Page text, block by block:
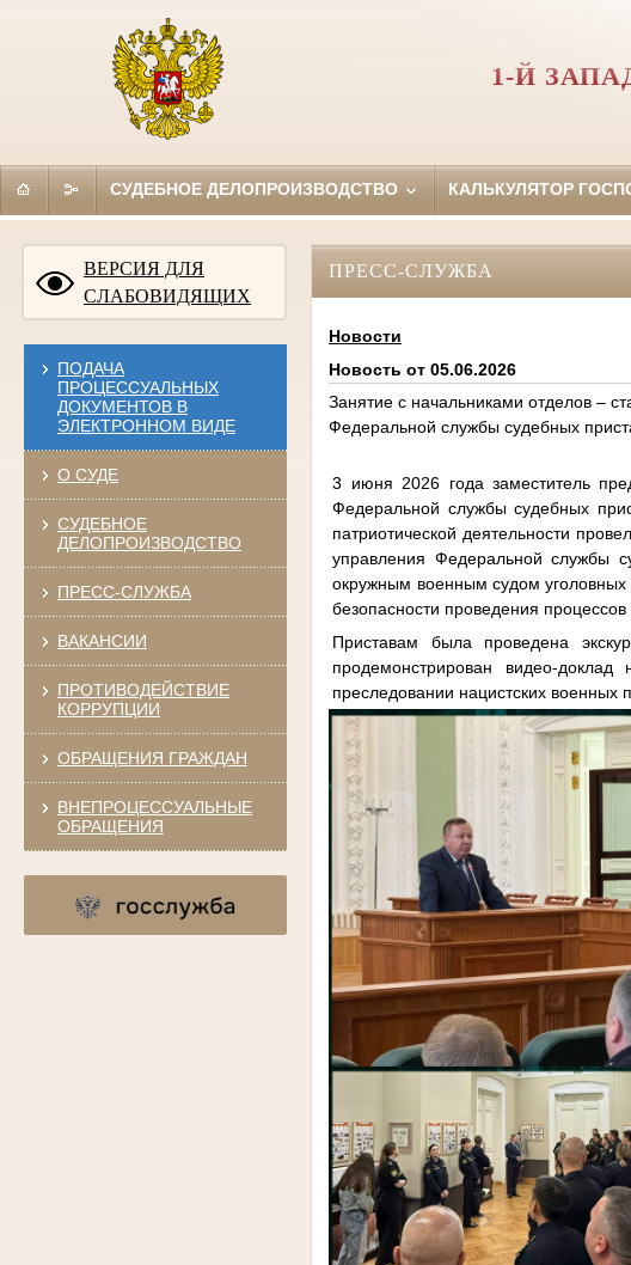
1-Й
СУДЕБНОЕ ДЕЛОПРОИЗВОДСТВО КАЛЬКУЛЯТОР
ВЕРСИЯ ДЛЯ
СЛАБОВИДЯЩИХ
ПОДАЧА
ПРОЦЕССУАЛЬНЫХ
ДОКУМЕНТОВ В
ЭЛЕКТРОННОМ ВИДЕ
О СУДЕ
СУДЕБНОЕ
ДЕЛОПРОИЗВОДСТВО
ПРЕСС-СЛУЖБА
ВАКАНСИИ
ПРОТИВОДЕЙСТВИЕ
КОРРУПЦИИ
ОБРАЩЕНИЯ ГРАЖДАН
ВНЕПРОЦЕССУАЛЬНЫЕ
ОБРАЩЕНИЯ
ПРЕСС-СЛУЖБА
Новости
Новость от 05.06.2026
Занятие с начальниками отделов –
Федеральной службы судебных
3 июня 2026 года заместитель
Федеральной службы судебных
патриотической деятельности
управления Федеральной службы
окружным военным судом уголовных
безопасности проведения
Приставам была проведена
продемонстрирован видео-
преследовании нацистских военных